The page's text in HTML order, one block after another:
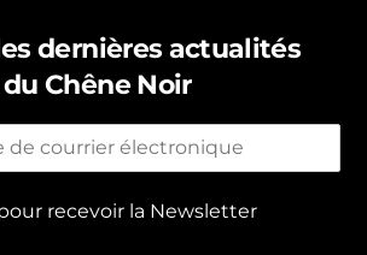
dernières actualités
Chêne Noir
recevoir la Newsletter